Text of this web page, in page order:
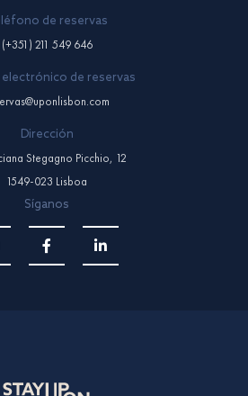
de reservas
(+351) 211 549 646
de reservas
Dirección
Stegagno Picchio, 12
1549-023 Lisboa
Síganos